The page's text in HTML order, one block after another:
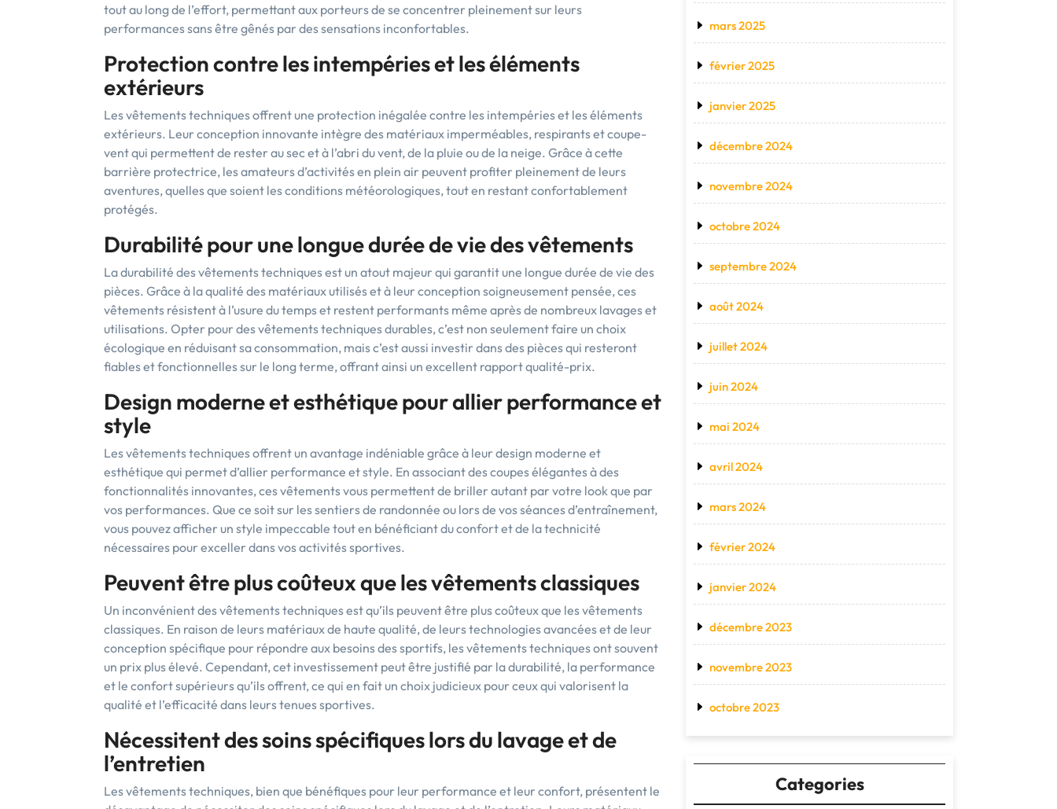
tout au long de l’effort, permettant aux porteurs de se concentrer pleinement sur leurs
performances sans être gênés par des sensations inconfortables.
Protection contre les intempéries et les éléments
extérieurs
Les vêtements techniques offrent une protection inégalée contre les intempéries et les éléments
extérieurs. Leur conception innovante intègre des matériaux imperméables, respirants et coupe-
vent qui permettent de rester au sec et à l’abri du vent, de la pluie ou de la neige. Grâce à cette
barrière protectrice, les amateurs d’activités en plein air peuvent profiter pleinement de leurs
aventures, quelles que soient les conditions météorologiques, tout en restant confortablement
protégés.
Durabilité pour une longue durée de vie des vêtements
La durabilité des vêtements techniques est un atout majeur qui garantit une longue durée de vie des
pièces. Grâce à la qualité des matériaux utilisés et à leur conception soigneusement pensée, ces
vêtements résistent à l’usure du temps et restent performants même après de nombreux lavages et
utilisations. Opter pour des vêtements techniques durables, c’est non seulement faire un choix
écologique en réduisant sa consommation, mais c’est aussi investir dans des pièces qui resteront
fiables et fonctionnelles sur le long terme, offrant ainsi un excellent rapport qualité-prix.
Design moderne et esthétique pour allier performance et
style
Les vêtements techniques offrent un avantage indéniable grâce à leur design moderne et
esthétique qui permet d’allier performance et style. En associant des coupes élégantes à des
fonctionnalités innovantes, ces vêtements vous permettent de briller autant par votre look que par
vos performances. Que ce soit sur les sentiers de randonnée ou lors de vos séances d’entraînement,
vous pouvez afficher un style impeccable tout en bénéficiant du confort et de la technicité
nécessaires pour exceller dans vos activités sportives.
Peuvent être plus coûteux que les vêtements classiques
Un inconvénient des vêtements techniques est qu’ils peuvent être plus coûteux que les vêtements
classiques. En raison de leurs matériaux de haute qualité, de leurs technologies avancées et de leur
conception spécifique pour répondre aux besoins des sportifs, les vêtements techniques ont souvent
un prix plus élevé. Cependant, cet investissement peut être justifié par la durabilité, la performance
et le confort supérieurs qu’ils offrent, ce qui en fait un choix judicieux pour ceux qui valorisent la
qualité et l’efficacité dans leurs tenues sportives.
Nécessitent des soins spécifiques lors du lavage et de
l’entretien
Les vêtements techniques, bien que bénéfiques pour leur performance et leur confort, présentent le
mars 2025
février 2025
janvier 2025
décembre 2024
novembre 2024
octobre 2024
septembre 2024
août 2024
juillet 2024
juin 2024
mai 2024
avril 2024
mars 2024
février 2024
janvier 2024
décembre 2023
novembre 2023
octobre 2023
Categories